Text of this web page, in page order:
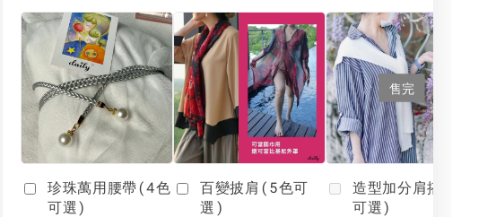
珍珠萬用腰帶(4色
可選)
百變披肩(5色可
選)
售完
造型加分肩搭(4色
可選)